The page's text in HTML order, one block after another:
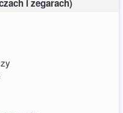
i zegarach)